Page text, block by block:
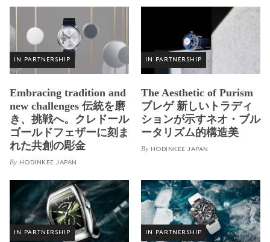
IN PARTNERSHIP
Embracing tradition and
new challenges 伝統を磨
き、挑戦へ。クレドール
ゴールドフェザーに刻ま
れた共創の彫金
By HODINKEE JAPAN
IN PARTNERSHIP
The Aesthetic of Purism
ブレゲ 新しいトラディ
ションが示すネオ・ブル
ータリズム的構造美
By HODINKEE JAPAN
IN PARTNERSHIP IN PARTNERSHIP